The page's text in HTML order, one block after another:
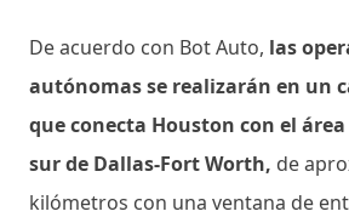
De acuerdo con Bot Auto, las
autónomas se realizarán en un
que conecta Houston con el
sur de Dallas-Fort Worth, de
kilómetros con una ventana de